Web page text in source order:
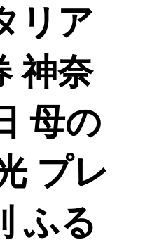
リア
神奈
母の
プレ
ふる